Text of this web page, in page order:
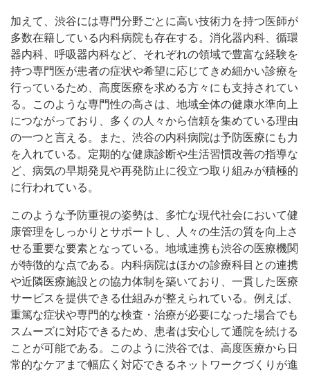
加えて、渋谷には専門分野ごとに高い技術力を持つ医師が
多数在籍している内科病院も存在する。消化器内科、循環
器内科、呼吸器内科など、それぞれの領域で豊富な経験を
持つ専門医が患者の症状や希望に応じてきめ細かい診療を
行っているため、高度医療を求める方々にも支持されてい
る。このような専門性の高さは、地域全体の健康水準向上
につながっており、多くの人々から信頼を集めている理由
の一つと言える。また、渋谷の内科病院は予防医療にも力
を入れている。定期的な健康診断や生活習慣改善の指導な
ど、病気の早期発見や再発防止に役立つ取り組みが積極的
に行われている。
このような予防重視の姿勢は、多忙な現代社会において健
康管理をしっかりとサポートし、人々の生活の質を向上さ
せる重要な要素となっている。地域連携も渋谷の医療機関
が特徴的な点である。内科病院はほかの診療科目との連携
や近隣医療施設との協力体制を築いており、一貫した医療
サービスを提供できる仕組みが整えられている。例えば、
重篤な症状や専門的な検査・治療が必要になった場合でも
スムーズに対応できるため、患者は安心して通院を続ける
ことが可能である。このように渋谷では、高度医療から日
常的なケアまで幅広く対応できるネットワークづくりが進